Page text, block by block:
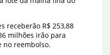
receberão R$ 253,88
milhões irão para
reembolso.